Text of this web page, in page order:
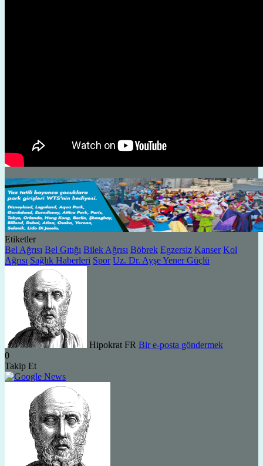
Etiketler
Bel Ağrısı Bel Gıtığı Bilek Ağrısı Böbrek Egzersiz Kanser Kol
Ağrısı Sağlık Haberleri Spor Uz. Dr. Ayşe Yener Güçlü
Hipokrat FR Bir e-posta göndermek
0
Takip Et